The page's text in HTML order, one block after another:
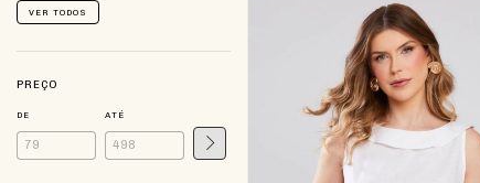
VER TODOS
PREÇO
DE ATÉ